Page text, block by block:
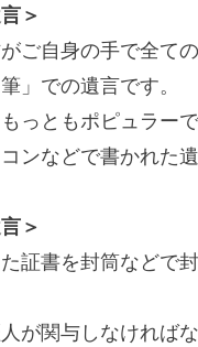
＞
ご自身の手で全て
」での遺言です。
っともポピュラーで
ンなどで書かれた
＞
証書を封筒などで
が関与しなければな